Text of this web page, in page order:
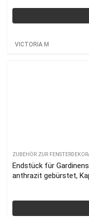
VICTORIA M
ZUBEHÖR ZUR
Endstück für
anthrazit gebürstet,